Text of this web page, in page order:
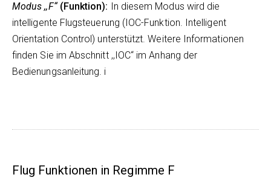
Modus ,,F“(Funktion): In diesem Modus wird die
intelligente Flugsteuerung (IOC-Funktion. Intelligent
Orientation Control) unterstützt. Weitere Informationen
finden Sie im Abschnitt ,,IOC“ im Anhang der
Bedienungsanleitung. i
Flug Funktionen in Regimme F